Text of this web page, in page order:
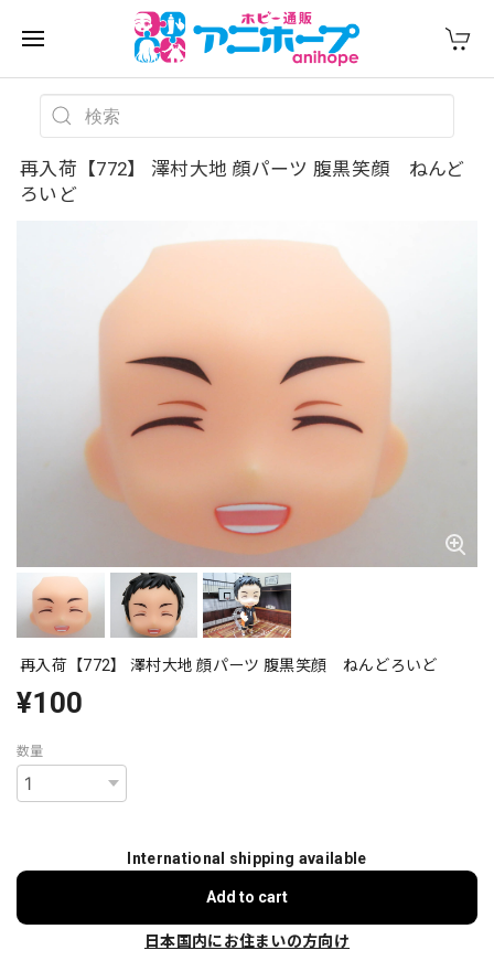
再入荷【772】 澤村大地 顔パーツ 腹黒笑顔 ねんど
ろいど
再入荷【772】 澤村大地 顔パーツ 腹黒笑顔 ねんどろいど
¥100
数量
International shipping available
Add to cart
日本国内にお住まいの方向け